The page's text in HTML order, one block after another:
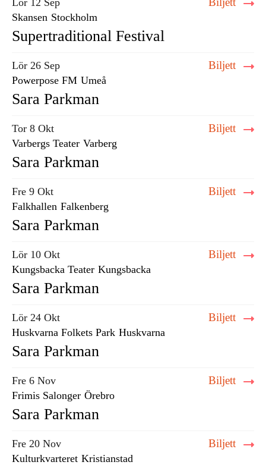
Lör 12 Sep
Skansen Stockholm
Supertraditional Festival
Lör 26 Sep
Powerpose FM Umeå
Biljett
Sara Parkman
Tor 8 Okt
Varbergs Teater Varberg
Biljett
Sara Parkman
Fre 9 Okt
Falkhallen Falkenberg
Biljett
Sara Parkman
Lör 10 Okt
Kungsbacka Teater Kungsbacka
Biljett
Sara Parkman
Lör 24 Okt
Huskvarna Folkets Park Huskvarna
Biljett
Sara Parkman
Fre 6 Nov
Frimis Salonger Örebro
Biljett
Sara Parkman
Fre 20 Nov
Kulturkvarteret Kristianstad
Biljett